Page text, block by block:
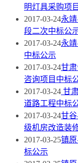
明灯具采购项目
2017-03-24永
段二次中标公
2017-03-24永
中标公示
2017-03-24甘
咨询项目中标
2017-03-24 甘
道路工程中标
2017-03-24甘
级机房改造装
2017-03-25镇
标公示